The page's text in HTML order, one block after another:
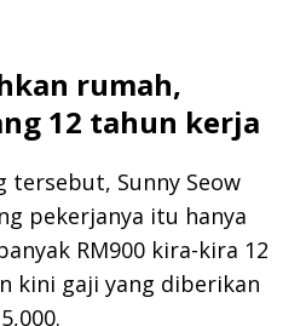
rumah,
12 tahun kerja
tersebut, Sunny Seow
pekerjanya itu hanya
RM900 kira-kira 12
kini gaji yang diberikan